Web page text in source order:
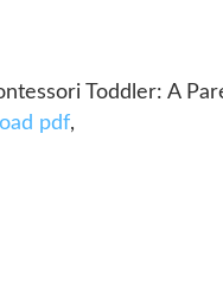
Toddler: A
pdf,